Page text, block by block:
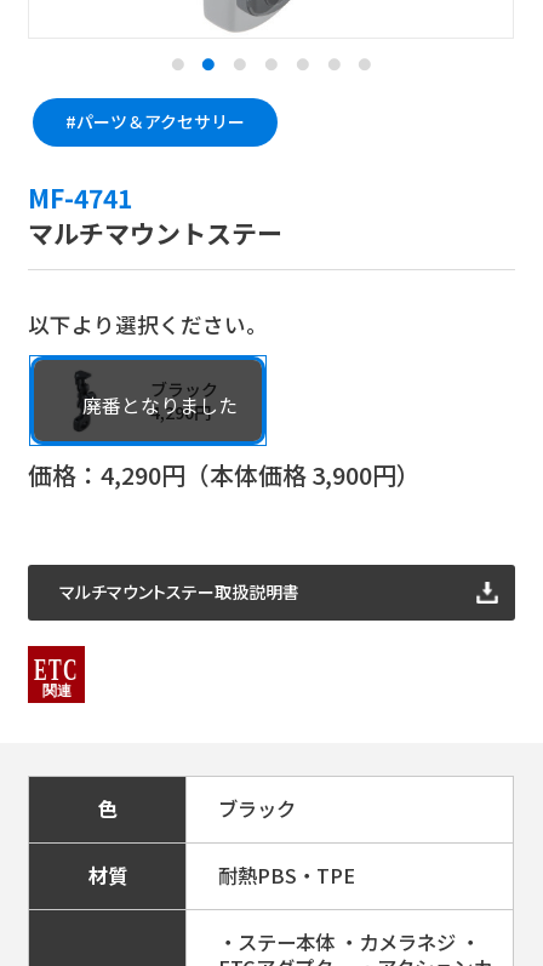
#パーツ＆アクセサリー
MF-4741
マルチマウントステー
以下より選択ください。
ブラック
4,290円
価格：4,290円（本体価格3,900円）
マルチマウントステー取扱説明書
色 ブラック
材質 耐熱PBS・TPE
・ステー本体 ・カメラネジ ・